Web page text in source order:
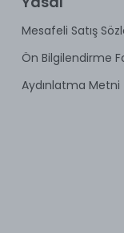
Mesafeli Satış
Ön Bilgilendirme
Aydınlatma Metni